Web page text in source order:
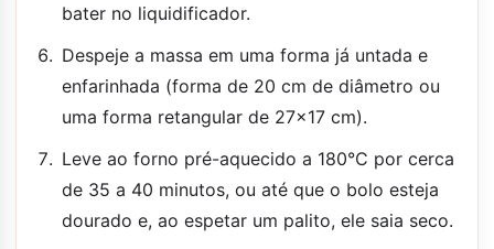
bater no liquidificador.
Despeje a massa em uma forma já untada e
enfarinhada (forma de 20 cm de diâmetro ou
uma forma retangular de 27x17 cm).
Leve ao forno pré-aquecido a 180°C por cerca
de 35 a 40 minutos, ou até que o bolo esteja
dourado e, ao espetar um palito, ele saia seco.